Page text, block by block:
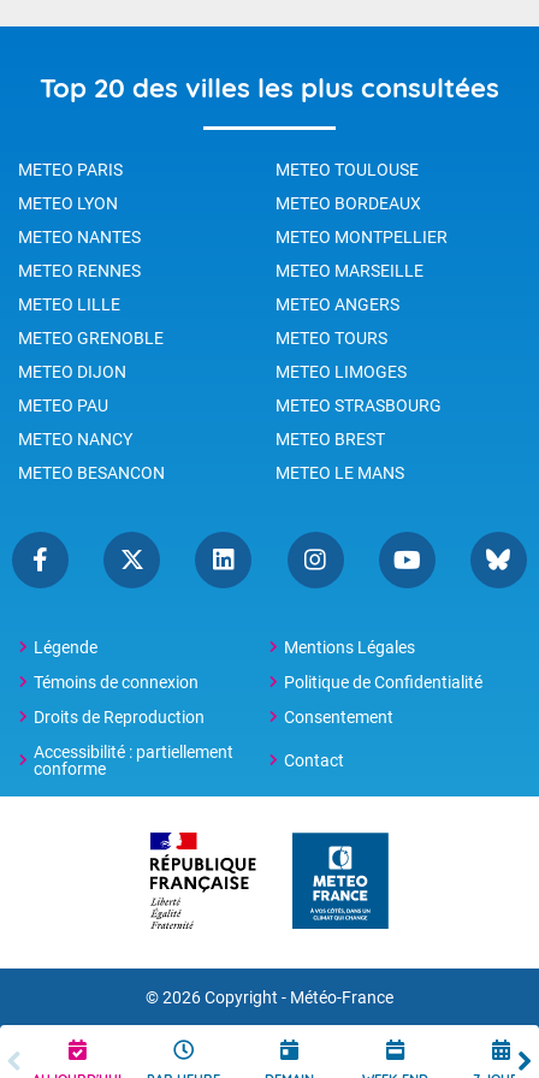
Top 20 des villes les plus consultées
METEO PARIS
METEO TOULOUSE
METEO LYON
METEO BORDEAUX
METEO NANTES
METEO MONTPELLIER
METEO RENNES
METEO MARSEILLE
METEO LILLE
METEO ANGERS
METEO GRENOBLE
METEO TOURS
METEO DIJON
METEO LIMOGES
METEO PAU
METEO STRASBOURG
METEO NANCY
METEO BREST
METEO BESANCON
METEO LE MANS
Légende
Mentions Légales
Témoins de connexion
Politique de Confidentialité
Droits de Reproduction
Consentement
Accessibilité : partiellement
conforme
Contact
© 2026 Copyright - Météo-France